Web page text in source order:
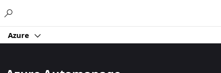
Azure